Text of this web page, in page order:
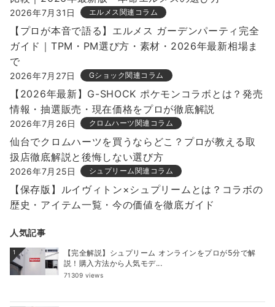
2026年7月31日 エルメス関連コラム
【プロが本音で語る】エルメス ガーデンパーティ完全
ガイド｜TPM・PM選び方・素材・2026年最新相場ま
で
2026年7月27日 Gショック関連コラム
【2026年最新】G-SHOCK ポケモンコラボとは？発売
情報・抽選販売・現在価格をプロが徹底解説
2026年7月26日 クロムハーツ関連コラム
仙台でクロムハーツを買うならどこ？プロが教える取
扱店徹底解説と後悔しない選び方
2026年7月25日 シュプリーム関連コラム
【保存版】ルイヴィトン×シュプリームとは？コラボの
歴史・アイテム一覧・今の価値を徹底ガイド
人気記事
1
【完全解説】シュプリーム オンラインをプロが5分で解
説！購入方法から人気モデ...
71309 views